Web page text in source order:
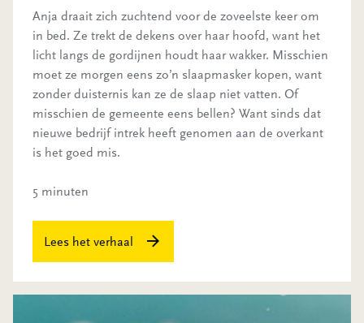
Anja draait zich zuchtend voor de zoveelste keer om
in bed. Ze trekt de dekens over haar hoofd, want het
licht langs de gordijnen houdt haar wakker. Misschien
moet ze morgen eens zo’n slaapmasker kopen, want
zonder duisternis kan ze de slaap niet vatten. Of
misschien de gemeente eens bellen? Want sinds dat
nieuwe bedrijf intrek heeft genomen aan de overkant
is het goed mis.
5 minuten
Lees het verhaal